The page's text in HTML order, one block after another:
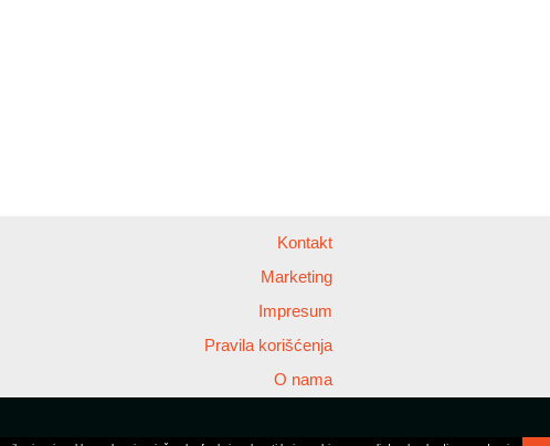
Kontakt
Marketing
Impresum
Pravila korišćenja
O nama